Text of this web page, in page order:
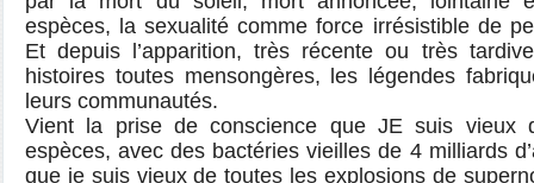
espèces, la sexualité comme force irrésistible de
Et depuis l’apparition, très récente ou très
histoires toutes mensongères, les légendes
leurs communautés.
Vient la prise de conscience que JE suis vieux
espèces, avec des bactéries vieilles de 4 milliards
que je suis vieux de toutes les explosions de